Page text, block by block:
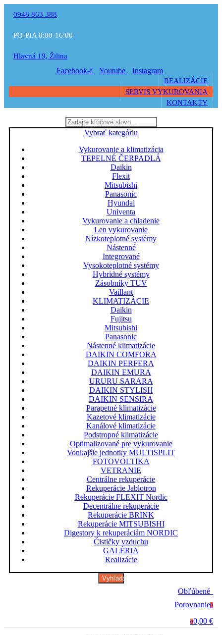
0948 863 388
PO-PIA 8:00-16:00
Hlavná 19, Žilina
Facebook-f Youtube Instagram
REALIZÁCIE
SERVIS VYKUROVANIA
KONTAKTY
Vybrať kategóriu
Vykurovanie a klimatizácia
TEPELNÉ ČERPADLÁ
Daikin
Flexit
Mitsubishi
Panasonic
Hyundai
Univenta
Vykurovanie a chladenie
Len vykurovanie
Nízkoteplotné systémy
Nástenné
Integrované
Vysokoteplotné systémy
Hybridné systémy
Zásobníky TUV
Vaillant
KLIMATIZÁCIE
Daikin
Fujitsu
Mitsubishi
Panasonic
Nástenné klimatizácie
DAIKIN COMFORA
DAIKIN PERFERA
DAIKIN EMURA
URURU SARARA
DAIKIN STYLISH
DAIKIN SENSIRA
Parapetné klimatizácie
Kazetové klimatizácie
Kanálové klimatizácie
Podstropné klimatizácie
Optimalizované pre vykurovanie
Vonkajšie jednotky MULTISPLIT
FOTOVOLTIKA
VETRANIE
Centrálne rekuperácie
Rekuperácie Jablotron
Rekuperácie FLEXIT Nordic
Decentrálne rekuperácie
Rekuperácie BRINK
Rekuperácie MITSUBISHI
Digestory k rekuperáciám NORDIC
Čističky vzduchu
GALÉRIA
Realizácie
Vyhľadávanie
Obľúbené
Porovnanie0
00,00 €